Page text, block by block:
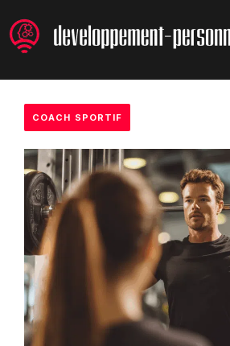
au
contenu
COACH SPORTIF